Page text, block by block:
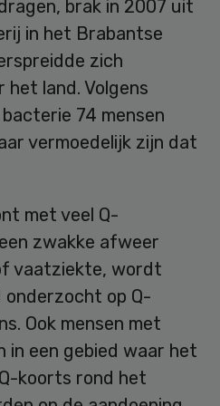
brak in 2007 uit
in het Brabantse
zich
het land. Volgens
74 mensen
vermoedelijk zijn dat
met veel Q-
zwakke afweer
vaatziekte, wordt
op Q-
Ook mensen met
een gebied waar het
koorts rond het